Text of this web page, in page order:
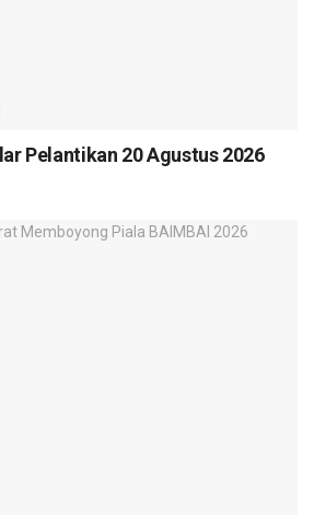
Pelantikan 20 Agustus 2026